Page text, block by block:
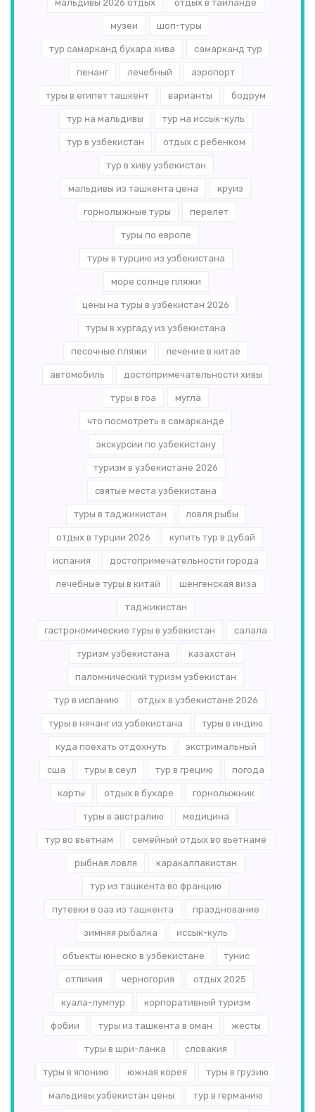
мальдивы 2026 отдых отдых в таиланде
музеи шоп-туры
тур самарканд бухара хива самарканд тур
пенанг лечебный аэропорт
туры в египет ташкент варианты бодрум
тур на мальдивы тур на иссык-куль
тур в узбекистан отдых с ребенком
тур в хиву узбекистан
мальдивы из ташкента цена круиз
горнолыжные туры перелет
туры по европе
туры в турцию из узбекистана
море солнце пляжи
цены на туры в узбекистан 2026
туры в хургаду из узбекистана
песочные пляжи лечение в китае
автомобиль достопримечательности хивы
туры в гоа мугла
что посмотреть в самарканде
экскурсии по узбекистану
туризм в узбекистане 2026
святые места узбекистана
туры в таджикистан ловля рыбы
отдых в турции 2026 купить тур в дубай
испания достопримечательности города
лечебные туры в китай шенгенская виза
таджикистан
гастрономические туры в узбекистан салала
туризм узбекистана казахстан
паломнический туризм узбекистан
тур в испанию отдых в узбекистане 2026
туры в нячанг из узбекистана туры в индию
куда поехать отдохнуть экстримальный
сша туры в сеул тур в грецию погода
карты отдых в бухаре горнолыжник
туры в австралию медицина
тур во вьетнам семейный отдых во вьетнаме
рыбная ловля каракалпакистан
тур из ташкента во францию
путевки в оаэ из ташкента празднование
зимняя рыбалка иссык-куль
объекты юнеско в узбекистане тунис
отличия черногория отдых 2025
куала-лумпур корпоративный туризм
фобии туры из ташкента в оман жесты
туры в шри-ланка словакия
туры в японию южная корея туры в грузию
мальдивы узбекистан цены тур в германию